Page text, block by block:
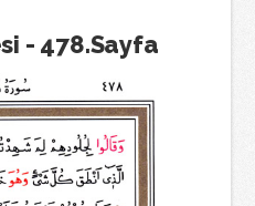
- 478.Sayfa